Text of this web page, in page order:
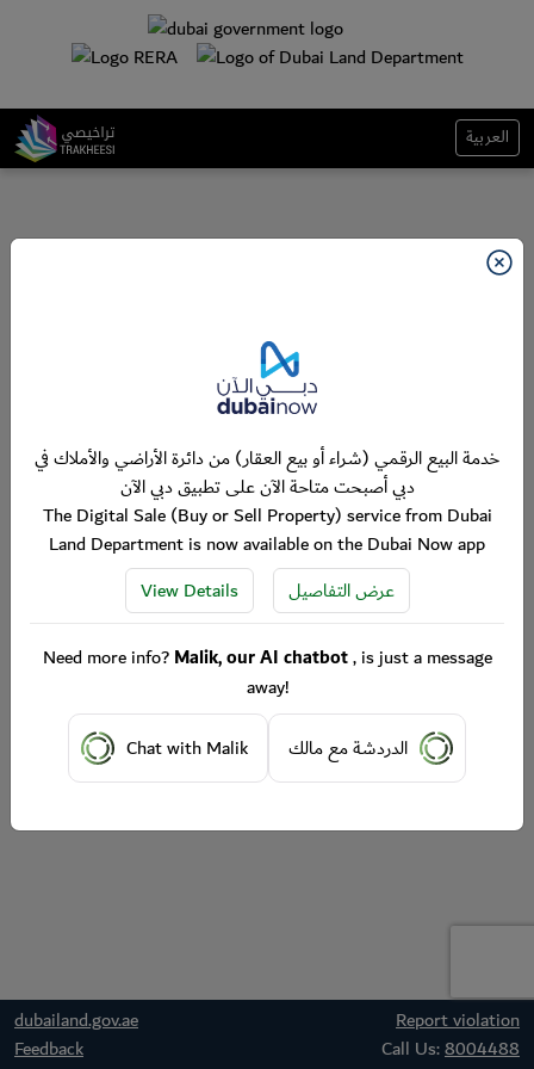
العربية
dubailand.gov.ae
Report violation
Feedback
Call Us:8004488
خدمة البيع الرقمي (شراء أو بيع العقار) من دائرة الأراضي والأملاك في
دبي أصبحت متاحة الآن على تطبيق دبي الآن
The Digital Sale (Buy or Sell Property) service from Dubai
Land Department is now available on the Dubai Now app
View Details
عرض التفاصيل
Need more info?Malik, our AI chatbot, is just a message
away!
Chat with Malik
الدردشة مع مالك